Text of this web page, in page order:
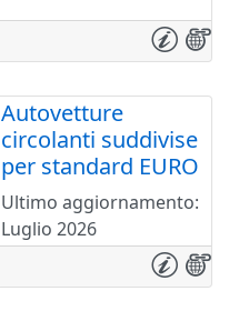
Autovetture
circolanti suddivise
per standard EURO
Ultimo aggiornamento:
Luglio 2026